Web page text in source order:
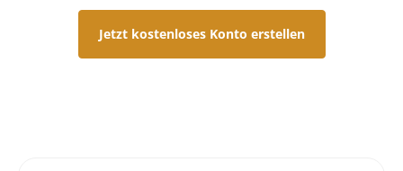
Jetzt kostenloses Konto erstellen